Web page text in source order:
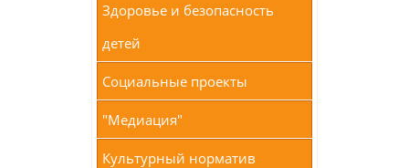
Здоровье и безопасность
детей
Социальные проекты
"Медиация"
Культурный норматив